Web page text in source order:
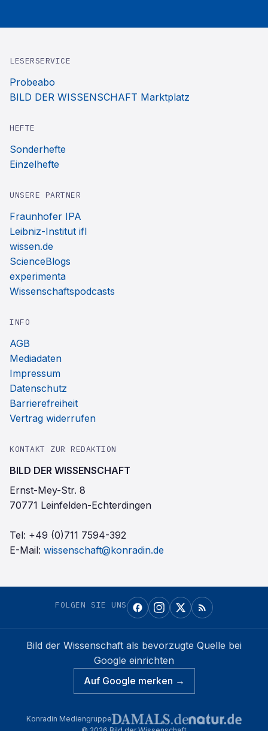
LESERSERVICE
Probeabo
BILD DER WISSENSCHAFT Marktplatz
HEFTE
Sonderhefte
Einzelhefte
UNSERE PARTNER
Fraunhofer IPA
Leibniz-Institut ifl
wissen.de
ScienceBlogs
experimenta
Wissenschaftspodcasts
INFO
AGB
Mediadaten
Impressum
Datenschutz
Barrierefreiheit
Vertrag widerrufen
KONTAKT ZUR REDAKTION
BILD DER WISSENSCHAFT
Ernst-Mey-Str. 8
70771 Leinfelden-Echterdingen
Tel: +49 (0)711 7594-392
E-Mail: wissenschaft@konradin.de
FOLGEN SIE UNS
Bild der Wissenschaft als bevorzugte Quelle bei
Google einrichten
Auf Google merken →
Konradin Mediengruppe